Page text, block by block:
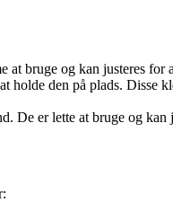
at bruge og kan justeres for
holde den på plads. Disse
De er lette at bruge og kan